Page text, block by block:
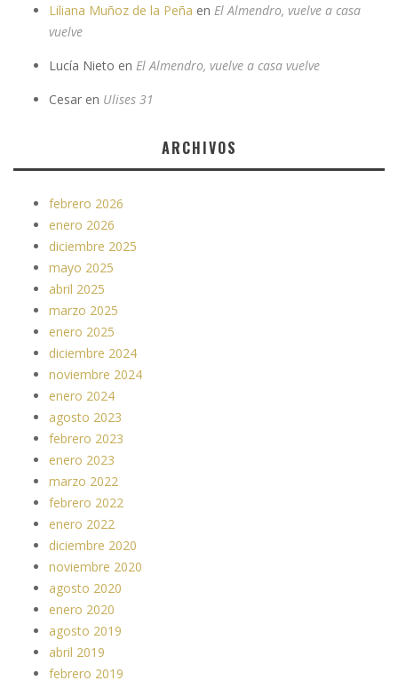
Liliana Muñoz de la Peña en El Almendro, vuelve a casa
vuelve
Lucía Nieto en El Almendro, vuelve a casa vuelve
Cesar en Ulises 31
ARCHIVOS
febrero 2026
enero 2026
diciembre 2025
mayo 2025
abril 2025
marzo 2025
enero 2025
diciembre 2024
noviembre 2024
enero 2024
agosto 2023
febrero 2023
enero 2023
marzo 2022
febrero 2022
enero 2022
diciembre 2020
noviembre 2020
agosto 2020
enero 2020
agosto 2019
abril 2019
febrero 2019